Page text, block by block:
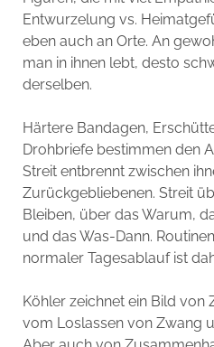
Entwurzelung vs.
eben auch an Orte. An
man in ihnen lebt, desto
derselben.
Härtere Bandagen,
Drohbriefe bestimmen den
Streit entbrennt zwischen
Zurückgebliebenen. Streit
Bleiben, über das Warum,
und das Was-Dann.
normaler Tagesablauf ist
Köhler zeichnet ein Bild von
vom Loslassen von Zwang